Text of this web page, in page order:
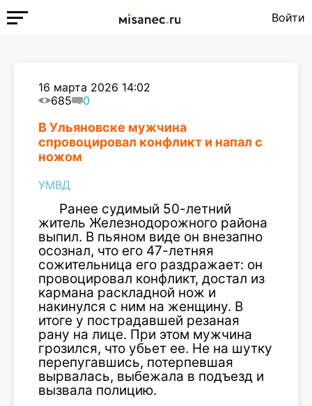
Войти
16 марта 2026 14:02
685
0
В Ульяновске мужчина
спровоцировал конфликт и напал с
ножом
УМВД
Ранее судимый 50-летний
житель Железнодорожного района
выпил. В пьяном виде он внезапно
осознал, что его 47-летняя
сожительница его раздражает: он
провоцировал конфликт, достал из
кармана раскладной нож и
накинулся с ним на женщину. В
итоге у пострадавшей резаная
рану на лице. При этом мужчина
грозился, что убьет ее. Не на шутку
перепугавшись, потерпевшая
вырвалась, выбежала в подъезд и
вызвала полицию.